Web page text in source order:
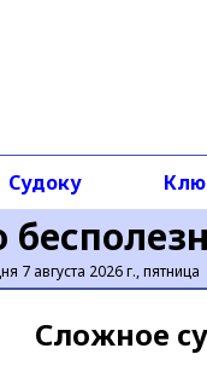
7 августа 2026 г., пятница
Судоку
Сложное